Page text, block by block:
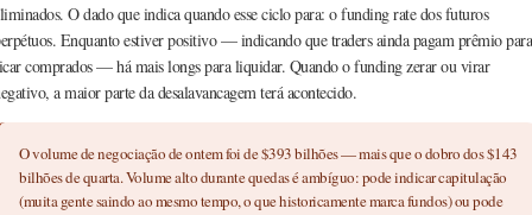
O dado que indica quando esse ciclo para: o funding rate dos futuros
Enquanto estiver positivo — indicando que traders ainda pagam prêmio para
comprados — há mais longs para liquidar. Quando o funding zerar ou virar
a maior parte da desalavancagem terá acontecido.
O volume de negociação de ontem foi de $393 bilhões — mais que o dobro dos $143
bilhões de quarta. Volume alto durante quedas é ambíguo: pode indicar capitulação
(muita gente saindo ao mesmo tempo, o que historicamente marca fundos) ou pode